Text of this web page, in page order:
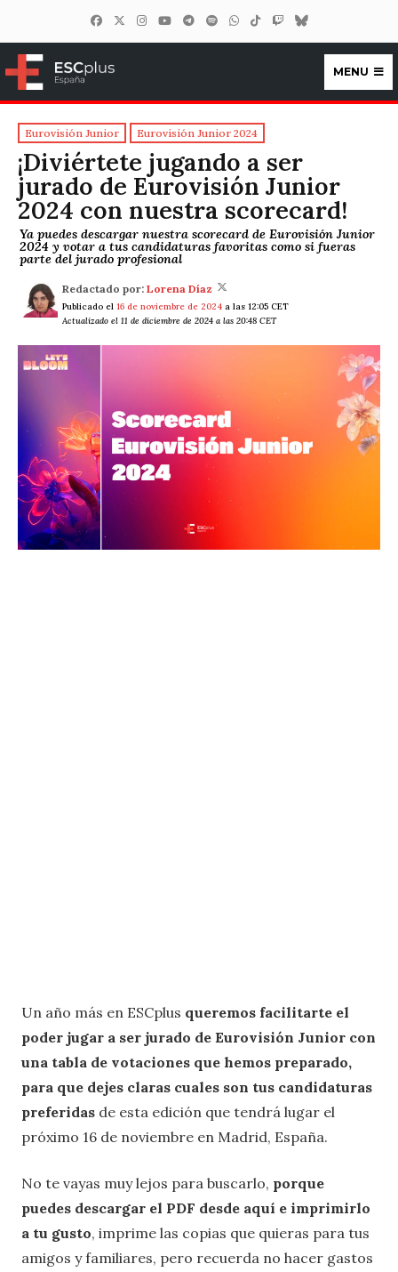
ESCplus España
MENU
Eurovisión Junior Eurovisión Junior 2024
¡Diviértete jugando a ser
jurado de Eurovisión Junior
2024 con nuestra scorecard!
Ya puedes descargar nuestra scorecard de Eurovisión Junior
2024 y votar a tus candidaturas favoritas como si fueras
parte del jurado profesional
Redactado por: Lorena Díaz
Publicado el 16 de noviembre de 2024 a las 12:05 CET
Actualizado el 11 de diciembre de 2024 a las 20:48 CET
Un año más en ESCplus queremos facilitarte el
poder jugar a ser jurado de Eurovisión Junior con
una tabla de votaciones que hemos preparado,
para que dejes claras cuales son tus candidaturas
preferidas de esta edición que tendrá lugar el
próximo 16 de noviembre en Madrid, España.
No te vayas muy lejos para buscarlo, porque
puedes descargar el PDF desde aquí e imprimirlo
a tu gusto, imprime las copias que quieras para tus
amigos y familiares, pero recuerda no hacer gastos